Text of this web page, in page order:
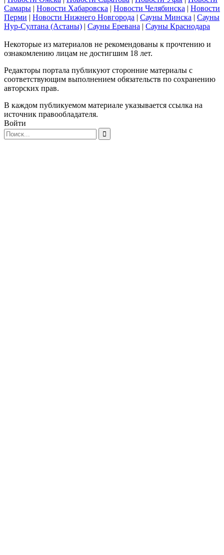
Самары | Новости Хабаровска | Новости Челябинска | Новости
Перми | Новости Нижнего Новгорода | Сауны Минска | Сауны
Нур-Султана (Астаны) | Сауны Еревана | Сауны Краснодара
Некоторые из материалов не рекомендованы к прочтению и
ознакомлению лицам не достигшим 18 лет.
Редакторы портала публикуют сторонние материалы с
соответствующим выполнением обязательств по сохранению
авторских прав.
В каждом публикуемом материале указывается ссылка на
источник правообладателя.
Войти